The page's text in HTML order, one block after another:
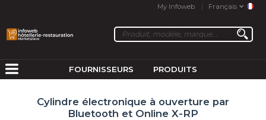
My Infoweb Français
FOURNISSEURS PRODUITS
Cylindre électronique à ouverture par
Bluetooth et Online X-RP